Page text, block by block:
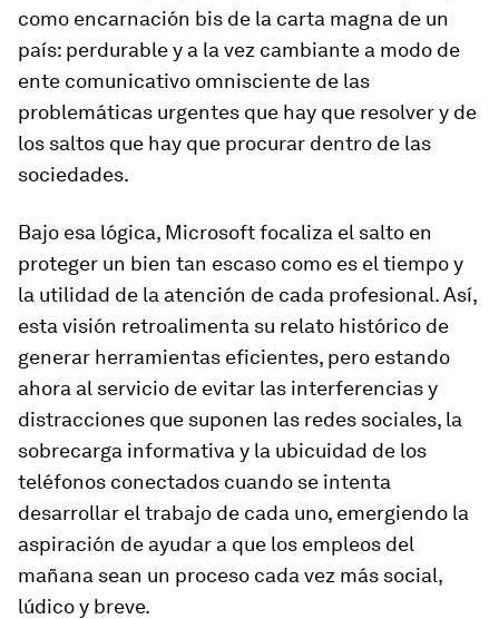
como encarnación bis de la carta magna de un
país: perdurable y a la vez cambiante a modo de
ente comunicativo omnisciente de las
problemáticas urgentes que hay que resolver y de
los saltos que hay que procurar dentro de las
sociedades.
Bajo esa lógica, Microsoft focaliza el salto en
proteger un bien tan escaso como es el tiempo y
la utilidad de la atención de cada profesional. Así,
esta visión retroalimenta su relato histórico de
generar herramientas eficientes, pero estando
ahora al servicio de evitar las interferencias y
distracciones que suponen las redes sociales, la
sobrecarga informativa y la ubicuidad de los
teléfonos conectados cuando se intenta
desarrollar el trabajo de cada uno, emergiendo la
aspiración de ayudar a que los empleos del
mañana sean un proceso cada vez más social,
lúdico y breve.